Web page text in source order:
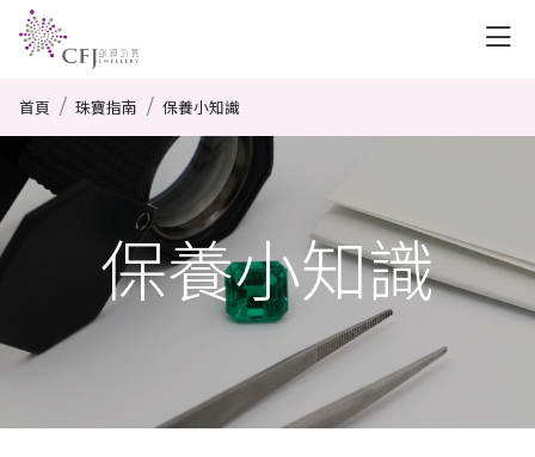
首頁 珠寶指南 保養小知識
保養小知識